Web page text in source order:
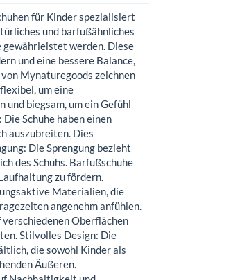
für Kinder spezialisiert
und barfußähnliches
gewährleistet werden. Diese
und eine bessere Balance,
Mynaturegoods zeichnen
um eine
und biegsam, um ein Gefühl
Schuhe haben einen
auszubreiten. Dies
Die Sprengung bezieht
des Schuhs. Barfußschuhe
zu fördern.
Materialien, die
angenehm anfühlen.
verschiedenen Oberflächen
Stilvolles Design: Die
die sowohl Kinder als
Äußeren.